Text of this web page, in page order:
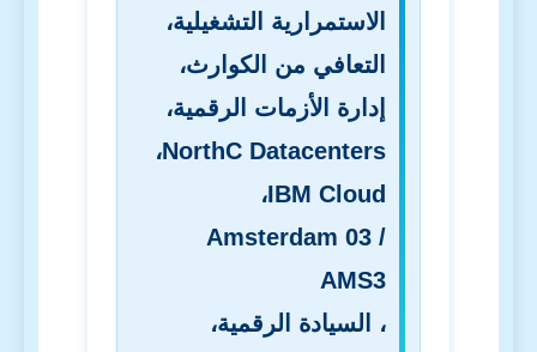
الاستمرارية التشغيلية،
التعافي من الكوارث،
إدارة الأزمات الرقمية،
NorthC Datacenters،
IBM Cloud،
Amsterdam 03 /
AMS3
، السيادة الرقمية،